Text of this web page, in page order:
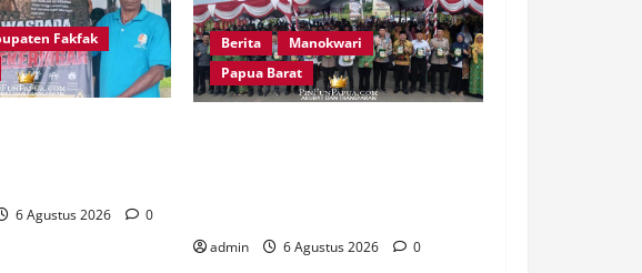
Fakfak
6 Agustus 2026 0
Berita
Manokwari
Papua Barat
admin 6 Agustus 2026 0